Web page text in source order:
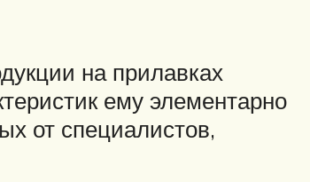
на прилавках
ему элементарно
от специалистов,